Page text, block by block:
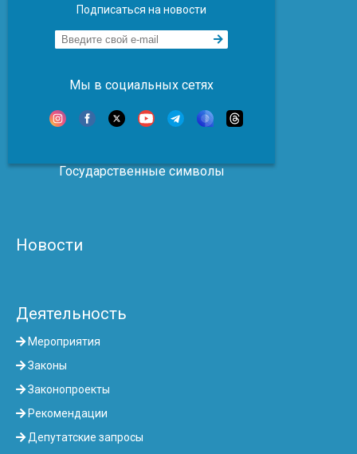
Подписаться на новости
Мы в социальных сетях
Государственные символы
Новости
Деятельность
Мероприятия
Законы
Законопроекты
Рекомендации
Депутатские запросы